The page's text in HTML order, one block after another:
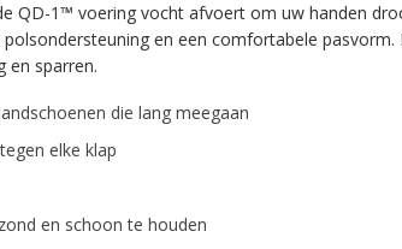
QD-1™ voering vocht afvoert om uw handen
en een comfortabele
en sparren.
die lang meegaan
elke klap
en schoon te houden